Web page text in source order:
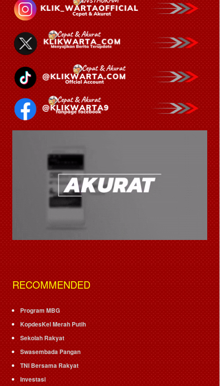
RECOMMENDED
Program MBG
KopdesKel Merah Putih
Sekolah Rakyat
Swasembada Pangan
TNI Bersama Rakyat
Investasi